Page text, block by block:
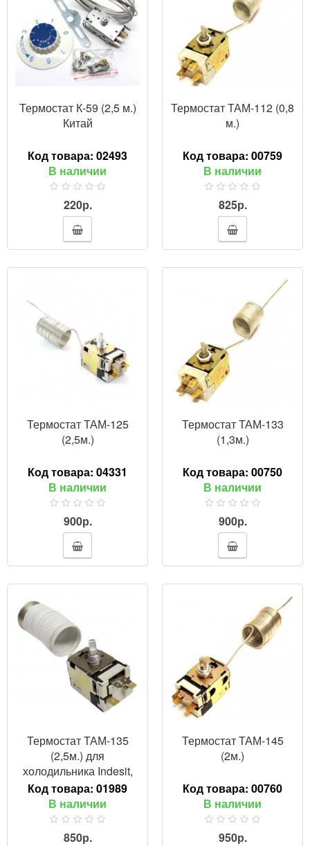
Термостат К-59 (2,5 м.)
Китай
Код товара: 02493
В наличии
220р.
Термостат ТАМ-112 (0,8
м.)
Код товара: 00759
В наличии
825р.
Термостат ТАМ-125
(2,5м.)
Код товара: 04331
В наличии
900р.
Термостат ТАМ-133
(1,3м.)
Код товара: 00750
В наличии
900р.
Термостат ТАМ-135
(2,5м.) для
холодильника Indesit,
C00851155
Код товара: 01989
В наличии
850р.
Термостат ТАМ-145
(2м.)
Код товара: 00760
В наличии
950р.